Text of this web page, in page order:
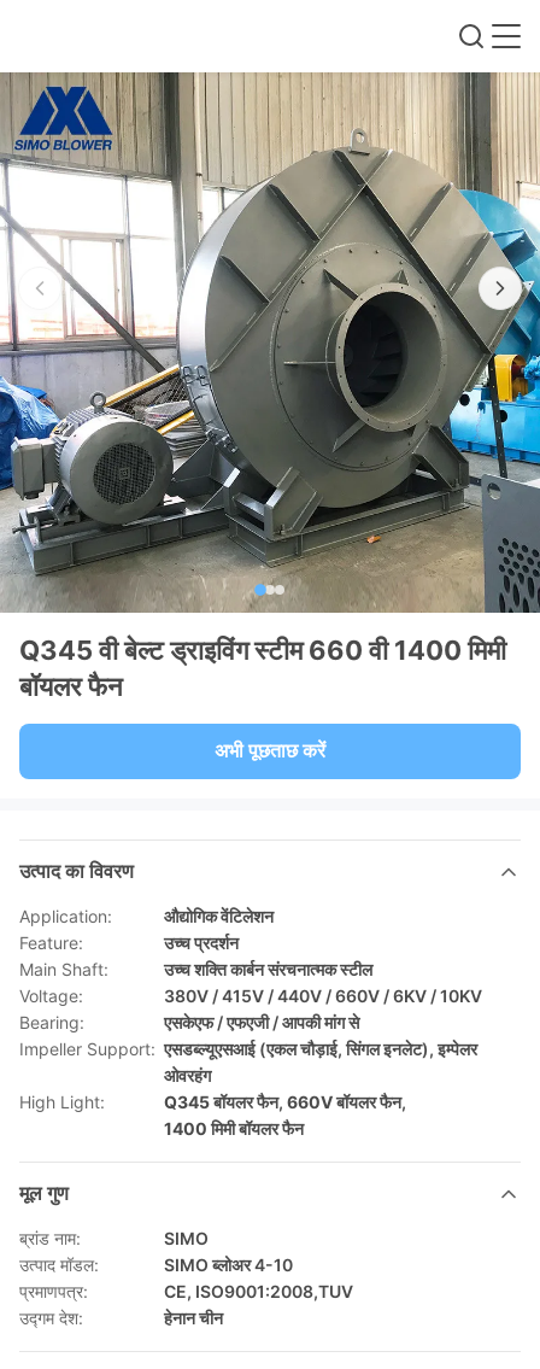
Q345 वी बेल्ट ड्राइविंग स्टीम 660 वी 1400 मिमी
बॉयलर फैन
अभी पूछताछ करें
उत्पाद का विवरण
Application:
औद्योगिक वेंटिलेशन
Feature:
उच्च प्रदर्शन
Main Shaft:
उच्च शक्ति कार्बन संरचनात्मक स्टील
Voltage:
380V / 415V / 440V / 660V / 6KV / 10KV
Bearing:
एसकेएफ / एफएजी / आपकी मांग से
Impeller Support: एसडब्ल्यूएसआई (एकल चौड़ाई, सिंगल इनलेट), इम्पेलर
ओवरहंग
High Light:
Q345 बॉयलर फैन, 660V बॉयलर फैन,
1400 मिमी बॉयलर फैन
मूल गुण
ब्रांड नाम:
SIMO
उत्पाद मॉडल:
SIMO ब्लोअर 4-10
प्रमाणपत्र:
CE, ISO9001:2008,TUV
उद्गम देश:
हेनान चीन